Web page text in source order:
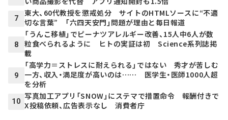
7
東大、60代教授を懲戒処分 サイトのHTMLソースに“不適
切な言葉” 「六四天安門」問題が理由と毎日報道
8
「うんこ移植」でピーナツアレルギー改善、15人中6人が数
粒食べられるように ヒトの実証は初 Science系列誌掲
載
9
「高学力＝ストレスに耐えられる」ではない 秀才が苦しむ
一方、収入・満足度が高いのは…… 医学生・医師1000人超
を分析
10
写真加工アプリ「SNOW」にステマで措置命令 報酬付きで
X投稿依頼、広告表示なし 消費者庁